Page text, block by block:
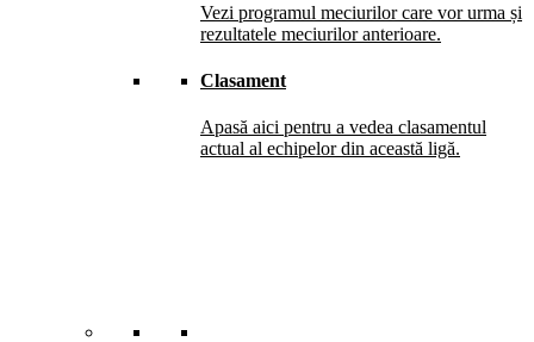
Vezi programul meciurilor care vor urma și
rezultatele meciurilor anterioare.
Clasament
Apasă aici pentru a vedea clasamentul
actual al echipelor din această ligă.